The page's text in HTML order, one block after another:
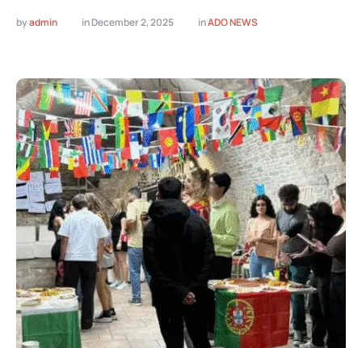
by admin in December 2, 2025 in ADO NEWS